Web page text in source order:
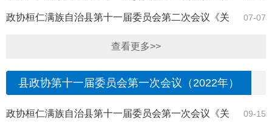
决农村医疗保险报销最后一公里的提案》（39... 07-07
政协桓仁满族自治县第十一届委员会第二次会议《关
查看更多>>
县政协第十一届委员会第一次会议（2022年）
09-15
政协桓仁满族自治县第十一届委员会第一次会议《关